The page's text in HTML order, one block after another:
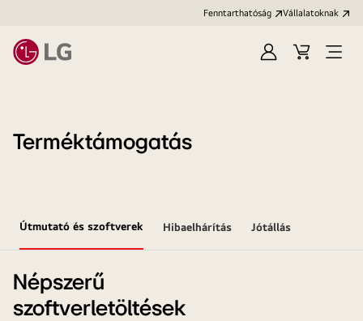
Fenntarthatóság Vállalatoknak
Bejelentkezés
KosárMenü
Terméktámogatás
Útmutató és szoftverek Hibaelhárítás Jótállás
Népszerű
szoftverletöltések